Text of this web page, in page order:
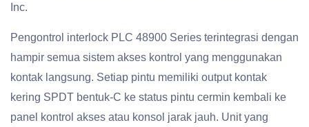
Inc.
Pengontrol interlock PLC 48900 Series terintegrasi dengan
hampir semua sistem akses kontrol yang menggunakan
kontak langsung. Setiap pintu memiliki output kontak
kering SPDT bentuk-C ke status pintu cermin kembali ke
panel kontrol akses atau konsol jarak jauh. Unit yang